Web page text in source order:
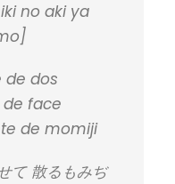
no aki ya
de dos
face
de momiji
て 散るもみぢ